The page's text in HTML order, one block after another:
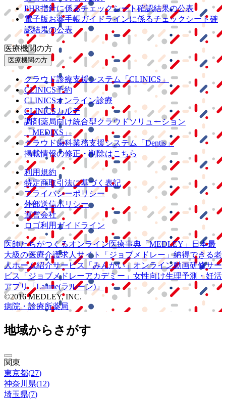
PHR指針に係るチェックシート確認結果の公表
電子版お薬手帳ガイドラインに係るチェックシート確
認結果の公表
医療機関の方
医療機関の方
クラウド診療支援システム
「CLINICS」
CLINICS予約
CLINICSオンライン診療
CLINICSカルテ
調剤薬局向け統合型クラウドソリューション
「MEDIXS」
クラウド歯科業務支援システム
「Dentis」
掲載情報の修正・削除はこちら
利用規約
特定商取引法に基づく表記
プライバシーポリシー
外部送信ポリシー
運営会社
ロゴ利用ガイドライン
医師たちがつくるオンライン医療事典 「MEDLEY」
日本最
大級の医療介護求人サイト 「ジョブメドレー」納得できる老
人ホーム紹介サービス
「みんかい」 オンライン動画研修サー
ビス
「ジョブメドレーアカデミー」 女性向け生理予測・妊活
アプリ「Lalune(ラルーン)」
©2016 MEDLEY, INC.
病院・診療所薬局
地域からさがす
関東
東京都(27)
神奈川県(12)
埼玉県(7)